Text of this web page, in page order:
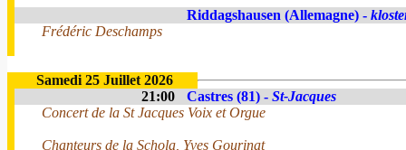
Riddagshausen (Allemagne) -
Frédéric Deschamps
Samedi 25 Juillet 2026
21:00
Castres (81) - St-Jacques
Concert de la St Jacques Voix et Orgue
Chanteurs de la Schola, Yves Gourinat